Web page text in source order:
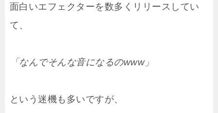
面白いエフェクターを数多くリリースしてい
て、
「なんでそんな音になるのwww」
という迷機も多いですが、